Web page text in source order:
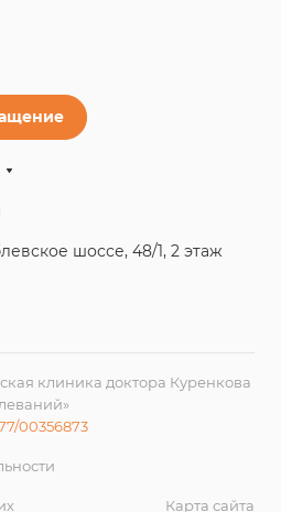
шоссе, 48/1, 2 этаж
клиника доктора Куренкова
00356873
Карта сайта